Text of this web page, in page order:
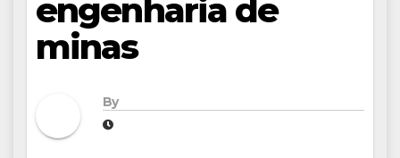
engenharia de
minas
By